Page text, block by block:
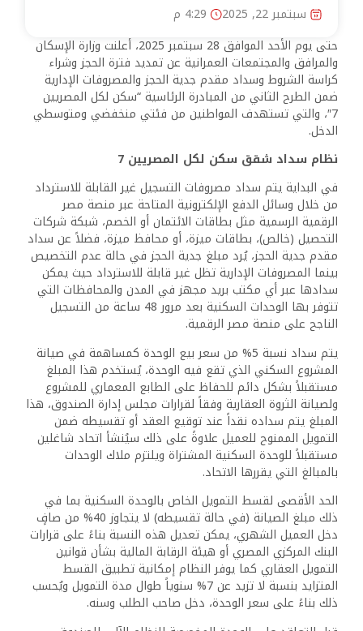
سبتمبر 22, 2025
4:29 م
حتى يوم الأحد الموافق 28 سبتمبر 2025، أعلنت وزارة الإسكان
والمرافق والمجتمعات العمرانية عن تمديد فترة الحجز وشراء
كراسة الشروط وسداد مقدم جدية الحجز والمصروفات الإدارية
ضمن الطرح الثاني من المبادرة الرئاسية “سكن لكل المصريين
7″، والتي تستهدف المواطنين من فئتي منخفضي ومتوسطي
الدخل.
نظام سداد شقق سكن لكل المصريين 7
في البداية يتم سداد مصروفات التسجيل غير القابلة للاسترداد
من خلال وسائل الدفع الإلكترونية المتاحة عبر منصة مصر
الرقمية الرسمية مثل بطاقات الائتمان أو الخصم، شبكة شركات
التحصيل (خالص)، بطاقات ميزة، أو محافظ ميزة، فضلاً عن سداد
مقدم جدية الحجز، يُرد مبلغ جدية الحجز في حالة عدم التخصيص
بينما المصروفات الإدارية تظل غير قابلة للاسترداد حيث يمكن
سدادها عبر أي مكتب بريد مجهز في المدن والمحافظات التي
تتوفر بها الوحدات السكنية بعد مرور 48 ساعة من التسجيل
الناجح على منصة مصر الرقمية.
يتم سداد نسبة 5% من سعر بيع الوحدة كمساهمة في صيانة
المشروع السكني الذي تقع فيه الوحدة، يُستخدم هذا المبلغ
مستقبلاً بشكل دائم للحفاظ على الطابع المعماري للمشروع
ولصيانة الثروة العقارية وفقاً لقرارات مجلس إدارة الصندوق، هذا
المبلغ يتم سداده نقداً عند توقيع العقد أو تقسيطه ضمن
التمويل الممنوح للعميل علاوةً على ذلك سيُنشأ اتحاد شاغلين
مستقبلاً للوحدة السكنية المشتراة ويلتزم ملاك الوحدات
بالمبالغ التي يقررها الاتحاد.
الحد الأقصى لقسط التمويل الخاص بالوحدة السكنية بما في
ذلك مبلغ الصيانة (في حالة تقسيطه) لا يتجاوز 40% من صافٍ
دخل العميل الشهري، يمكن تعديل هذه النسبة بناءً على قرارات
البنك المركزي المصري أو هيئة الرقابة المالية بشأن قوانين
التمويل العقاري كما يوفر النظام إمكانية تطبيق القسط
المتزايد بنسبة لا تزيد عن 7% سنوياً طوال مدة التمويل ويُحسب
ذلك بناءً على سعر الوحدة، دخل صاحب الطلب وسنه.